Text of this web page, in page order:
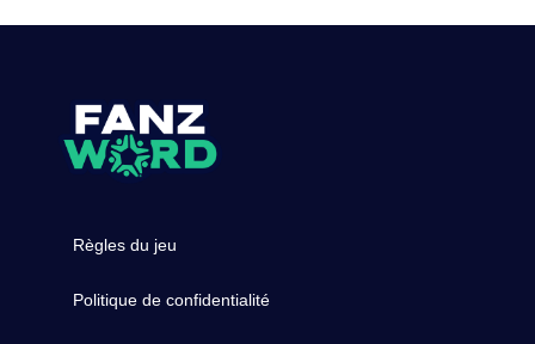
Règles du jeu
Politique de confidentialité